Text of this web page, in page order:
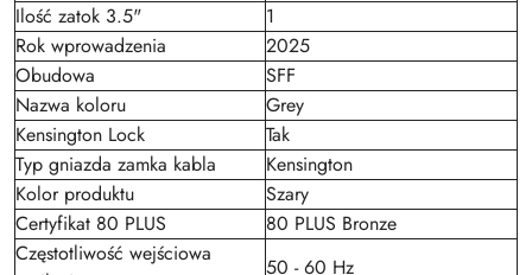
Ilość zatok 3.5"
1
Rok wprowadzenia
2025
Obudowa
SFF
Nazwa koloru
Grey
Kensington Lock
Tak
Typ gniazda zamka kabla
Kensington
Kolor produktu
Szary
Certyfikat 80 PLUS
80 PLUS Bronze
Częstotliwość wejściowa
50 - 60 Hz